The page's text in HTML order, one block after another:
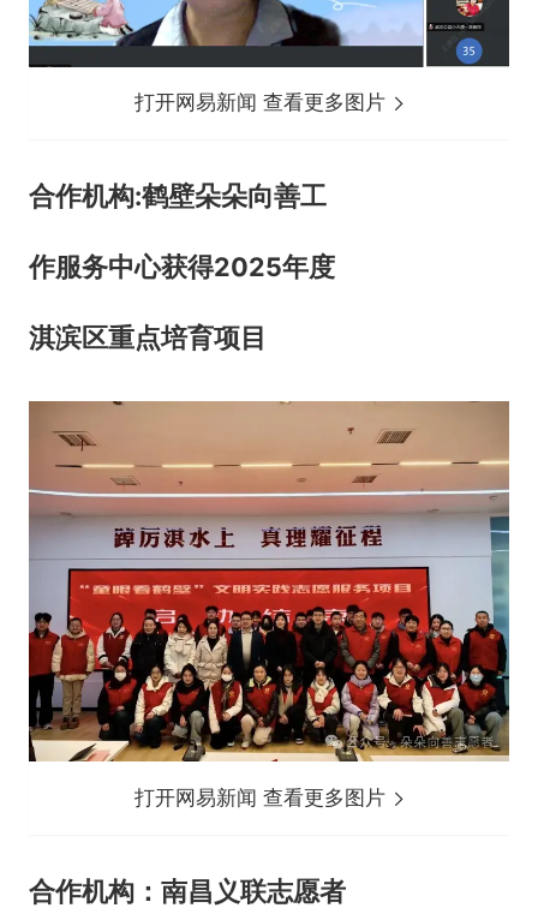
打开网易新闻 查看更多图片
合作机构:鹤壁朵朵向善工
作服务中心获得2025年度
淇滨区重点培育项目
打开网易新闻 查看更多图片
合作机构：南昌义联志愿者